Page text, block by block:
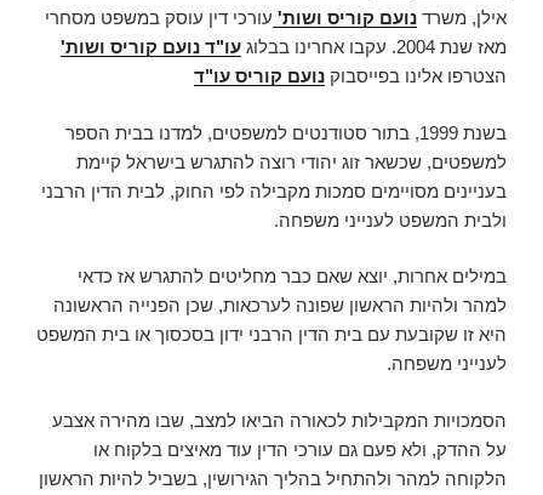
אילן, משרד נועם קוריס ושות' עורכי דין עוסק במשפט מסחרי
מאז שנת 2004. עקבו אחרינו בבלוג
עו"ד נועם קוריס ושות'
הצטרפו אלינו בפייסבוק נועם קוריס עו"ד
בשנת 1999, בתור סטודנטים למשפטים, למדנו בבית הספר
למשפטים, שכשאר זוג יהודי רוצה להתגרש בישראל קיימת
בעניינים מסויימים סמכות מקבילה לפי החוק, לבית הדין הרבני
ולבית המשפט לענייני משפחה.
במילים אחרות, יוצא שאם כבר מחליטים להתגרש אז כדאי
למהר ולהיות הראשון שפונה לערכאות, שכן הפנייה הראשונה
היא זו שקובעת עם בית הדין הרבני ידון בסכסוך או בית המשפט
לענייני משפחה.
הסמכויות המקבילות לכאורה הביאו למצב, שבו מהירה אצבע
על ההדק, ולא פעם גם עורכי הדין עוד מאיצים בלקוח או
הלקוחה למהר ולהתחיל בהליך הגירושין, בשביל להיות הראשון